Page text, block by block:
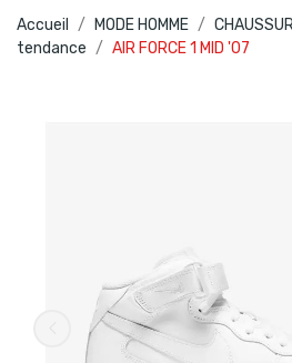
Accueil MODE HOMME
tendance
AIR FORCE 1 MID '07